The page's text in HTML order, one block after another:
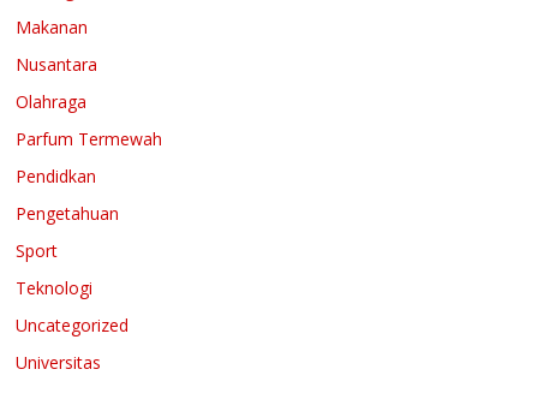
Makanan
Nusantara
Olahraga
Parfum Termewah
Pendidkan
Pengetahuan
Sport
Teknologi
Uncategorized
Universitas